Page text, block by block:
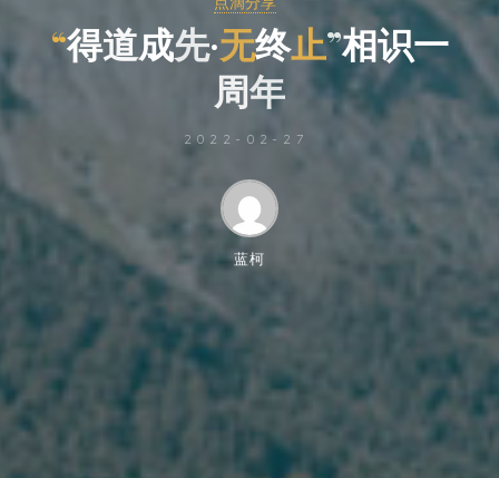
“得道成先·无终止”相
相识一
周年
年
2022-02-27
蓝柯